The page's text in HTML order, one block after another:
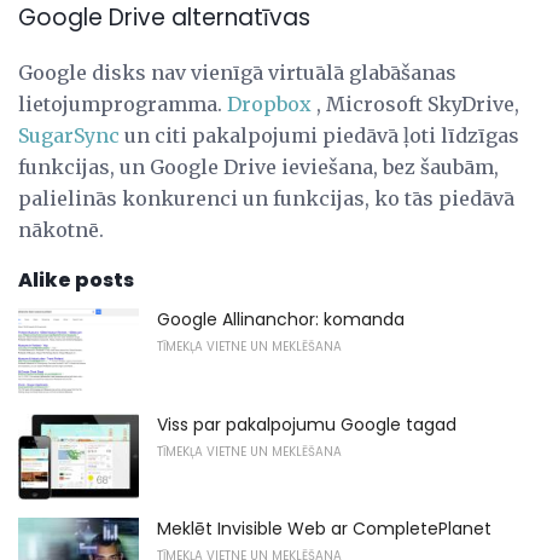
Google Drive alternatīvas
Google disks nav vienīgā virtuālā glabāšanas
lietojumprogramma. Dropbox , Microsoft SkyDrive,
SugarSync un citi pakalpojumi piedāvā ļoti līdzīgas
funkcijas, un Google Drive ieviešana, bez šaubām,
palielinās konkurenci un funkcijas, ko tās piedāvā
nākotnē.
Alike posts
Google Allinanchor: komanda
TĪMEKĻA VIETNE UN MEKLĒŠANA
Viss par pakalpojumu Google tagad
TĪMEKĻA VIETNE UN MEKLĒŠANA
Meklēt Invisible Web ar CompletePlanet
TĪMEKĻA VIETNE UN MEKLĒŠANA